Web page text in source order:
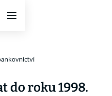
do roku 1998.